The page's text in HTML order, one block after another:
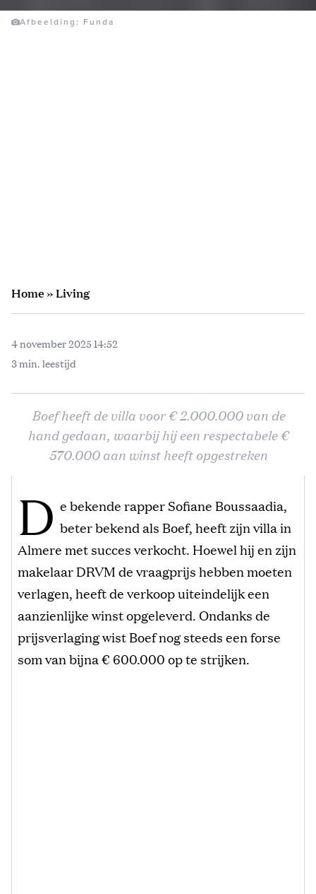
Afbeelding: Funda
Home»Living
4 november 2025 14:52
3 min. leestijd
Boef heeft de villa voor € 2.000.000 van de
hand gedaan, waarbij hij een respectabele €
570.000 aan winst heeft opgestreken
D e bekende rapper Sofiane Boussaadia,
beter bekend als Boef, heeft zijn villa in
Almere met succes verkocht. Hoewel hij en zijn
makelaar DRVM de vraagprijs hebben moeten
verlagen, heeft de verkoop uiteindelijk een
aanzienlijke winst opgeleverd. Ondanks de
prijsverlaging wist Boef nog steeds een forse
som van bijna € 600.000 op te strijken.